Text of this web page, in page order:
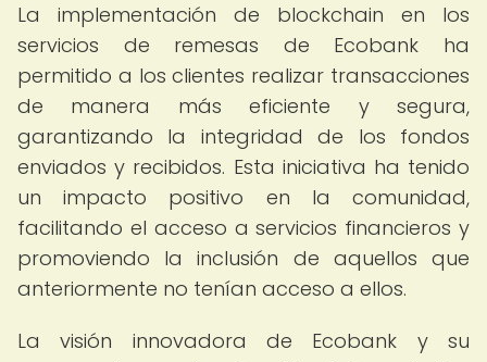
La implementación de blockchain en los
servicios de remesas de Ecobank ha
permitido a los clientes realizar transacciones
de manera más eficiente y segura,
garantizando la integridad de los fondos
enviados y recibidos. Esta iniciativa ha tenido
un impacto positivo en la comunidad,
facilitando el acceso a servicios financieros y
promoviendo la inclusión de aquellos que
anteriormente no tenían acceso a ellos.
La visión innovadora de Ecobank y su